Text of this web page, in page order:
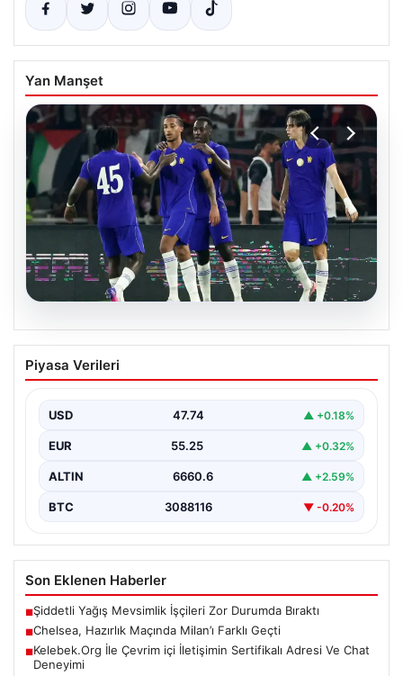
Yan Manşet
08.08.2026
Chelsea, Hazırlık Maçında Milan’ı Farklı
Geçti
sürdürdüğü dönemde önemli rakiplerinden Milan ile
karşı karşıya…
Piyasa Verileri
USD 47.74 ▲ +0.18%
EUR 55.25 ▲ +0.32%
ALTIN 6660.6 ▲ +2.59%
BTC 3088116 ▼ -0.20%
Son Eklenen Haberler
■Şiddetli Yağış Mevsimlik İşçileri Zor Durumda Bıraktı
■Chelsea, Hazırlık Maçında Milan’ı Farklı Geçti
■Kelebek.Org İle Çevrim içi İletişimin Sertifikalı Adresi Ve Chat
Deneyimi